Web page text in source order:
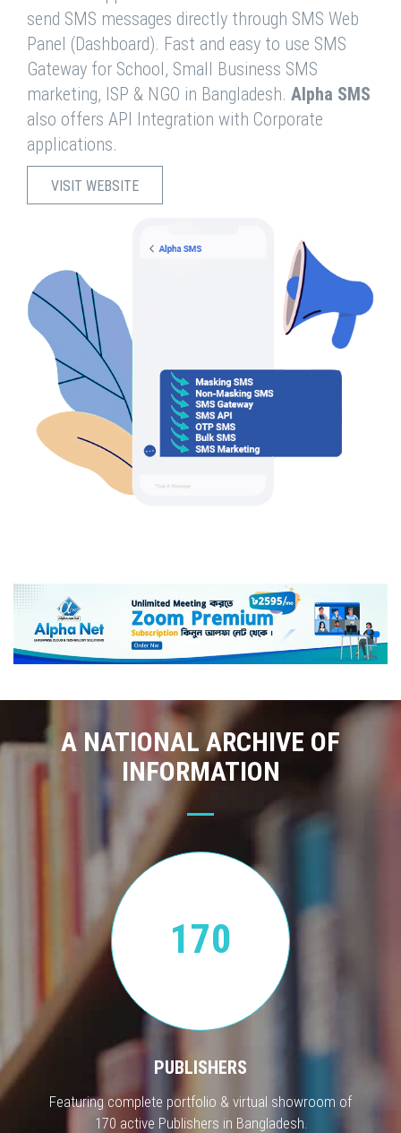
send SMS messages directly through SMS Web
Panel (Dashboard). Fast and easy to use SMS
Gateway for School, Small Business SMS
marketing, ISP & NGO in Bangladesh. Alpha SMS
also offers API Integration with Corporate
applications.
VISIT WEBSITE
A NATIONAL ARCHIVE OF
INFORMATION
170
PUBLISHERS
Featuring complete portfolio & virtual showroom of
170 active Publishers in Bangladesh.